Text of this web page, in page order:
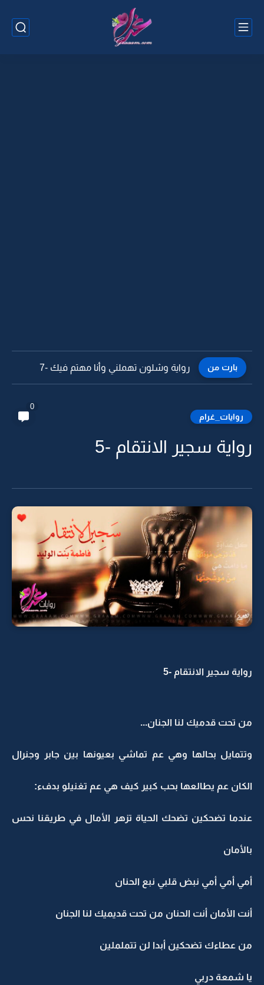
بارت من رواية وشلون تهملني وأنا مهتم فيك -6
روايات_غرام
0
رواية سجير الانتقام -5
رواية سجير الانتقام -5
من تحت قدميك لنا الجنان...
وتتمايل بحالها وهي عم تماشي بعيونها بين جابر وجنرال
الكان عم يطالعها بحب كبير كيف هي عم تغنيلو بدفء:
عندما تضحكين تضحك الحياة تزهر الأمال في طريقنا نحس
بالأمان
أمي أمي أمي نبض قلبي نبع الحنان
أنت الأمان أنت الحنان من تحت قديميك لنا الجنان
من عطاءك تضحكين أبدا لن تتململين
يا شمعة دربي